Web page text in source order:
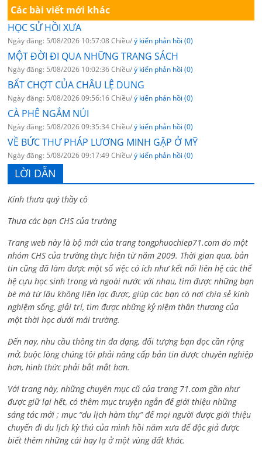
Các bài viết mới khác
HỌC SỬ HỒI XƯA
Ngày đăng: 5/08/2026 10:57:08 Chiều/ý kiến phản hồi (0)
MỘT ĐỜI ĐI QUA NHỮNG TRANG SÁCH
Ngày đăng: 5/08/2026 10:02:36 Chiều/ý kiến phản hồi (0)
BẤT CHỢT CỦA CHÂU LỆ DUNG
Ngày đăng: 5/08/2026 09:56:16 Chiều/ý kiến phản hồi (0)
CÀ PHÊ NGẮM NÚI
Ngày đăng: 5/08/2026 09:35:34 Chiều/ý kiến phản hồi (0)
VỀ BỨC THƯ PHÁP LƯƠNG MINH GẶP Ở MỸ
Ngày đăng: 5/08/2026 09:17:49 Chiều/ý kiến phản hồi (0)
LỜI DẪN
Kính thưa quý thầy cô
Thưa các bạn CHS của trường
Trang web này là bộ mới của trang tongphuochiep71.com do một
nhóm CHS của trường thực hiện từ năm 2009. Thời gian qua, bản
tin cũng đã làm được một số việc có ích như kết nối liên hệ các thế
hệ cựu học sinh trong và ngoài nước với nhau, tìm được những bạn
bè mà từ lâu không liên lạc được, giúp các bạn có nơi chia sẻ kinh
nghiệm sống, giải trí, tìm được những kỷ niệm thân thương của
một thời học dưới mái trường.
Đến nay, nhu cầu thông tin đa dạng, đối tượng bạn đọc cần rộng
mở, buộc lòng chúng tôi phải nâng cấp bản tin được chuyên nghiệp
hơn, hình thức phải bắt mắt hơn.
Với trang này, những chuyên mục cũ của trang 71.com gần như
được giữ lại hết, có thêm mục truyện ngắn để giới thiệu những
sáng tác mới ; mục “du lịch hàm thụ” để mọi người được giới thiệu
chuyến đi du lịch kỳ thú của mình hồi năm xưa để độc giả được
biết thêm những cái hay lạ ở một vùng đất khác.